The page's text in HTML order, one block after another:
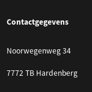
Contactgegevens
Noorwegenweg 34
7772 TB Hardenberg